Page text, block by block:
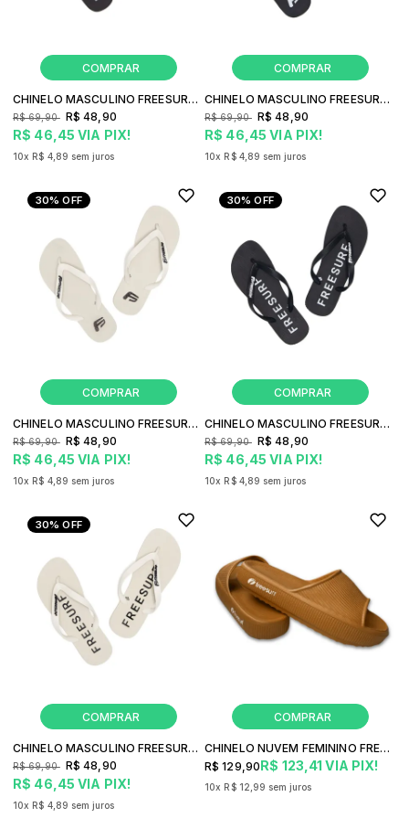
CHINELO MASCULINO FREESURF OLD
R$ 46,45 VIA PIX!
R$ 69,90 R$ 48,90
10x R$ 4,89 sem juros
CHINELO MASCULINO FREESURF LOGO CLASSICO
R$ 46,45 VIA PIX!
R$ 69,90 R$ 48,90
10x R$ 4,89 sem juros
30%OFF
CHINELO MASCULINO FREESURF LOGO CLASSICO
R$ 46,45 VIA PIX!
R$ 69,90 R$ 48,90
10x R$ 4,89 sem juros
30%OFF
CHINELO MASCULINO FREESURF BOLD
R$ 46,45 VIA PIX!
R$ 69,90 R$ 48,90
10x R$ 4,89 sem juros
30%OFF
CHINELO MASCULINO FREESURF BOLD
R$ 46,45 VIA PIX!
R$ 69,90 R$ 48,90
10x R$ 4,89 sem juros
CHINELO NUVEM FEMININO FREESURF CLOUD
R$ 123,41 VIA PIX!
R$ 129,90
10x R$ 12,99 sem juros